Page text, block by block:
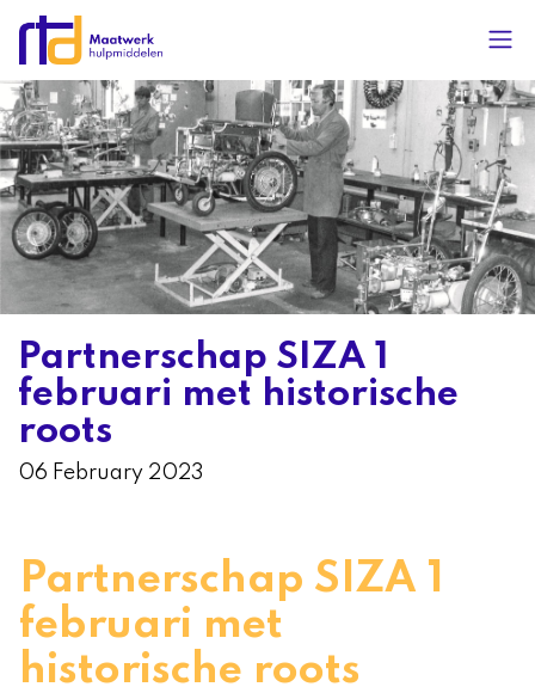
Partnerschap SIZA 1
februari met historische
roots
06 February 2023
Partnerschap SIZA 1
februari met
historische roots